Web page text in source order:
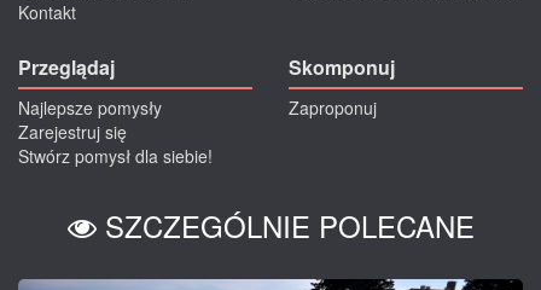
Kontakt
Przeglądaj
Najlepsze pomysły
Zarejestruj się
Stwórz pomysł dla siebie!
Skomponuj
Zaproponuj
SZCZEGÓLNIE POLECANE